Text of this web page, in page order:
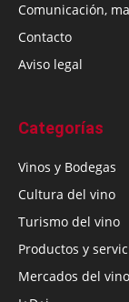
Comunicación,
Contacto
Aviso legal
Categorías
Vinos y Bodegas
Cultura del vino
Turismo del vino
Productos y
Mercados del vino